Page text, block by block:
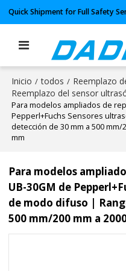
Quick Shipment for Full Safety
Inicio / todos / Reemplazo
Reemplazo del sensor
Para modelos ampliados de
Pepperl+Fuchs Sensores
detección de 30 mm a 500 mm/
mm
Para modelos
UB-30GM de
de modo difuso |
500 mm/200 mm a